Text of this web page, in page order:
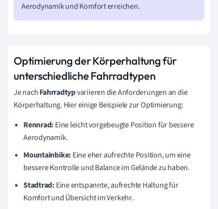
Aerodynamik und Komfort erreichen.
Optimierung der Körperhaltung für
unterschiedliche Fahrradtypen
Je nachFahrradtypvariieren die Anforderungen an die
Körperhaltung. Hier einige Beispiele zur Optimierung:
Rennrad: Eine leicht vorgebeugte Position für bessere
Aerodynamik.
Mountainbike: Eine eher aufrechte Position, um eine
bessere Kontrolle und Balance im Gelände zu haben.
Stadtrad: Eine entspannte, aufrechte Haltung für
Komfort und Übersicht im Verkehr.